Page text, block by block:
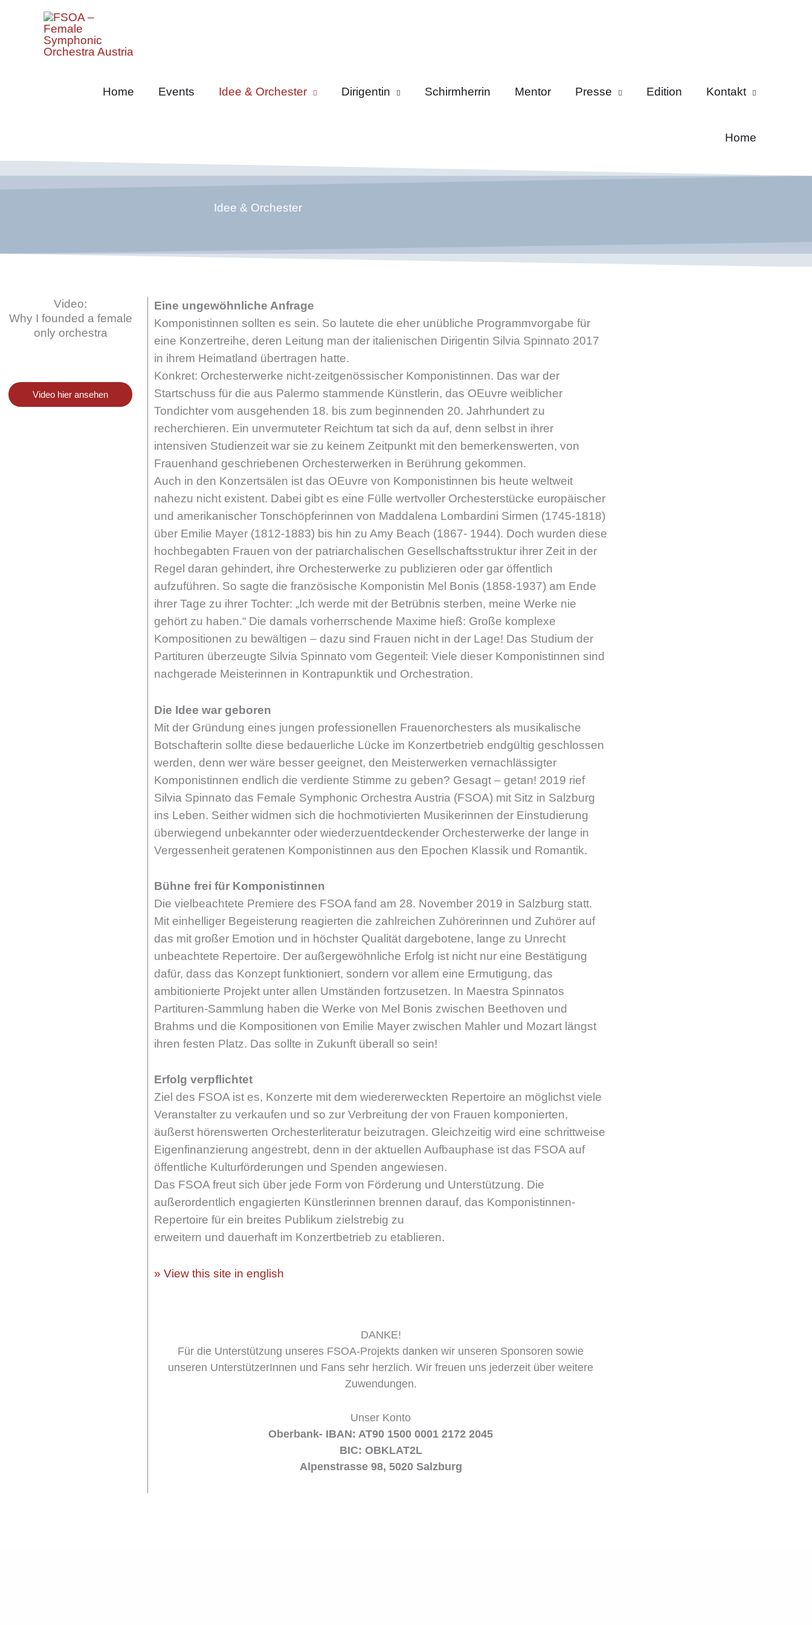
springen
Home Events Idee & Orchester Dirigentin Schirmherrin Mentor Presse Edition Kontakt
Home
Idee & Orchester
Video:
Why I founded a female
only orchestra
Video hier ansehen
Eine ungewöhnliche Anfrage
Komponistinnen sollten es sein. So lautete die eher unübliche Programmvorgabe für
eine Konzertreihe, deren Leitung man der italienischen Dirigentin Silvia Spinnato 2017
in ihrem Heimatland übertragen hatte.
Konkret: Orchesterwerke nicht-zeitgenössischer Komponistinnen. Das war der
Startschuss für die aus Palermo stammende Künstlerin, das OEuvre weiblicher
Tondichter vom ausgehenden 18. bis zum beginnenden 20. Jahrhundert zu
recherchieren. Ein unvermuteter Reichtum tat sich da auf, denn selbst in ihrer
intensiven Studienzeit war sie zu keinem Zeitpunkt mit den bemerkenswerten, von
Frauenhand geschriebenen Orchesterwerken in Berührung gekommen.
Auch in den Konzertsälen ist das OEuvre von Komponistinnen bis heute weltweit
nahezu nicht existent. Dabei gibt es eine Fülle wertvoller Orchesterstücke europäischer
und amerikanischer Tonschöpferinnen von Maddalena Lombardini Sirmen (1745-1818)
über Emilie Mayer (1812-1883) bis hin zu Amy Beach (1867- 1944). Doch wurden diese
hochbegabten Frauen von der patriarchalischen Gesellschaftsstruktur ihrer Zeit in der
Regel daran gehindert, ihre Orchesterwerke zu publizieren oder gar öffentlich
aufzuführen. So sagte die französische Komponistin Mel Bonis (1858-1937) am Ende
ihrer Tage zu ihrer Tochter: „Ich werde mit der Betrübnis sterben, meine Werke nie
gehört zu haben.“ Die damals vorherrschende Maxime hieß: Große komplexe
Kompositionen zu bewältigen – dazu sind Frauen nicht in der Lage! Das Studium der
Partituren überzeugte Silvia Spinnato vom Gegenteil: Viele dieser Komponistinnen sind
nachgerade Meisterinnen in Kontrapunktik und Orchestration.
Die Idee war geboren
Mit der Gründung eines jungen professionellen Frauenorchesters als musikalische
Botschafterin sollte diese bedauerliche Lücke im Konzertbetrieb endgültig geschlossen
werden, denn wer wäre besser geeignet, den Meisterwerken vernachlässigter
Komponistinnen endlich die verdiente Stimme zu geben? Gesagt – getan! 2019 rief
Silvia Spinnato das Female Symphonic Orchestra Austria (FSOA) mit Sitz in Salzburg
ins Leben. Seither widmen sich die hochmotivierten Musikerinnen der Einstudierung
überwiegend unbekannter oder wiederzuentdeckender Orchesterwerke der lange in
Vergessenheit geratenen Komponistinnen aus den Epochen Klassik und Romantik.
Bühne frei für Komponistinnen
Die vielbeachtete Premiere des FSOA fand am 28. November 2019 in Salzburg statt.
Mit einhelliger Begeisterung reagierten die zahlreichen Zuhörerinnen und Zuhörer auf
das mit großer Emotion und in höchster Qualität dargebotene, lange zu Unrecht
unbeachtete Repertoire. Der außergewöhnliche Erfolg ist nicht nur eine Bestätigung
dafür, dass das Konzept funktioniert, sondern vor allem eine Ermutigung, das
ambitionierte Projekt unter allen Umständen fortzusetzen. In Maestra Spinnatos
Partituren-Sammlung haben die Werke von Mel Bonis zwischen Beethoven und
Brahms und die Kompositionen von Emilie Mayer zwischen Mahler und Mozart längst
ihren festen Platz. Das sollte in Zukunft überall so sein!
Erfolg verpflichtet
Ziel des FSOA ist es, Konzerte mit dem wiedererweckten Repertoire an möglichst viele
Veranstalter zu verkaufen und so zur Verbreitung der von Frauen komponierten,
äußerst hörenswerten Orchesterliteratur beizutragen. Gleichzeitig wird eine schrittweise
Eigenfinanzierung angestrebt, denn in der aktuellen Aufbauphase ist das FSOA auf
öffentliche Kulturförderungen und Spenden angewiesen.
Das FSOA freut sich über jede Form von Förderung und Unterstützung. Die
außerordentlich engagierten Künstlerinnen brennen darauf, das Komponistinnen-
Repertoire für ein breites Publikum zielstrebig zu
erweitern und dauerhaft im Konzertbetrieb zu etablieren.
» View this site in english
DANKE!
Für die Unterstützung unseres FSOA-Projekts danken wir unseren Sponsoren sowie
unseren UnterstützerInnen und Fans sehr herzlich. Wir freuen uns jederzeit über weitere
Zuwendungen.
Unser Konto
Oberbank- IBAN: AT90 1500 0001 2172 2045
BIC: OBKLAT2L
Alpenstrasse 98, 5020 Salzburg